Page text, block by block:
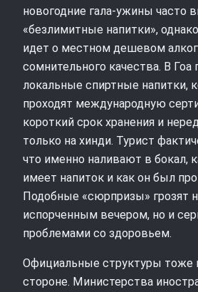
новогодние гала‑ужины часто
«безлимитные напитки»,
идет о местном дешевом
сомнительного качества. В Гоа
локальные спиртные напитки,
проходят международную
короткий срок хранения и
только на хинди. Турист
что именно наливают в бокал,
имеет напиток и как он был
Подобные «сюрпризы» грозят
испорченным вечером, но и
проблемами со здоровьем.
Официальные структуры тоже
стороне. Министерства